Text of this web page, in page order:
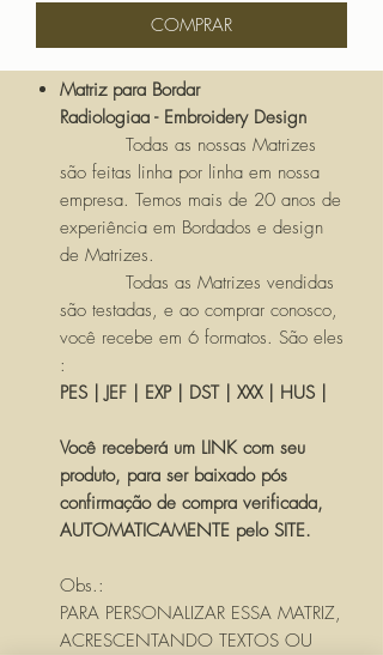
COMPRAR
Matriz para Bordar
Radiologiaa - Embroidery Design
Todas as nossas Matrizes
são feitas linha por linha em nossa
empresa. Temos mais de 20 anos de
experiência em Bordados e design
de Matrizes.
Todas as Matrizes vendidas
são testadas, e ao comprar conosco,
você recebe em 6 formatos. São eles
:
PES | JEF | EXP | DST | XXX | HUS |
Você receberá um LINK com seu
produto, para ser baixado pós
confirmação de compra verificada,
AUTOMATICAMENTE pelo SITE.
Obs.:
PARA PERSONALIZAR ESSA MATRIZ,
ACRESCENTANDO TEXTOS OU